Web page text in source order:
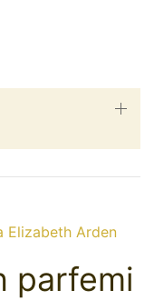
Elizabeth Arden
parfemi